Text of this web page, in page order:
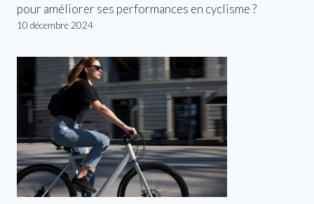
pour améliorer ses performances en cyclisme ?
10 décembre 2024